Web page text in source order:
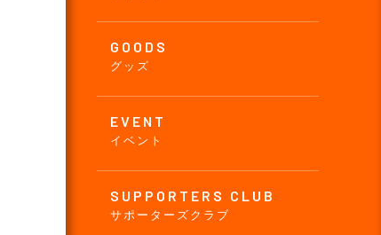
GOODS
グッズ
EVENT
イベント
SUPPORTERS CLUB
サポーターズクラブ